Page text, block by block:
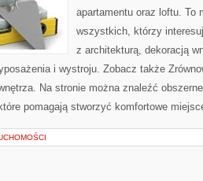
apartamentu oraz loftu. To
wszystkich, którzy
z architekturą, dekoracją
i wystroju. Zobacz także
Na stronie można znaleźć
pomagają stworzyć komfortowe